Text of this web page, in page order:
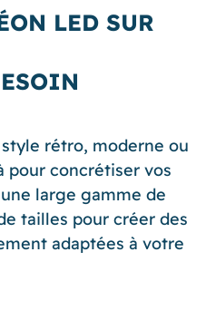
LED SUR
rétro, moderne ou
pour concrétiser vos
large gamme de
tailles pour créer des
adaptées à votre